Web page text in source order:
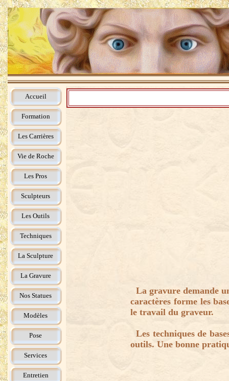
Accueil
Formation
Les Carrières
Vie de Roche
Les Pros
Sculpteurs
Les Outils
Techniques
La Sculpture
La Gravure
Nos Statues
Modèles
Pose
Services
Entretien
La gravure demande
caractères forme les
le travail du graveur.
Les techniques de
outils. Une bonne